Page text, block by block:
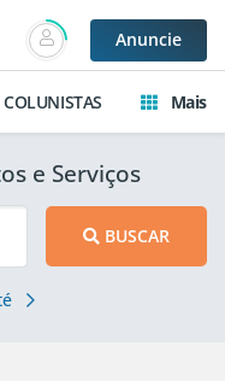
Anuncie
COLUNISTAS Mais
e Serviços
BUSCAR